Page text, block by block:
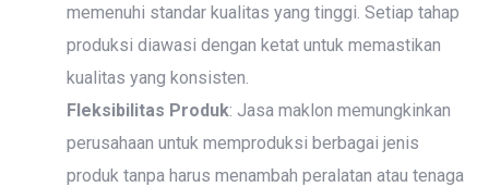
memenuhi standar kualitas yang tinggi. Setiap tahap
produksi diawasi dengan ketat untuk memastikan
kualitas yang konsisten.
Fleksibilitas Produk: Jasa maklon memungkinkan
perusahaan untuk memproduksi berbagai jenis
produk tanpa harus menambah peralatan atau tenaga